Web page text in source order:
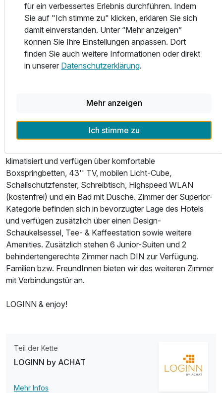
vielfältige Auswahl für unterschiedliche
Ernährungsbedürfnisse. Neben vegetarischen, veganen
und glutenfreien Komponenten achten wir auf eine
transparente Kennzeichnung relevanter Informationen.
Durch die hervorragende Verkehrsanbindung per PKW
sowohl die Leipziger Innenstadt als auch zahlreiche
Die LOGINN Gästezimmer sind funktionell und in
klimatisiert und verfügen über komfortable
Boxspringbetten, 43'' TV, mobilen Licht-Cube,
Schallschutzfenster, Schreibtisch, Highspeed WLAN
(kostenfrei) und ein Bad mit Dusche. Zimmer der Superior-
Kategorie befinden sich in bevorzugter Lage des Hotels
und verfügen zusätzlich über einen Design-
Schaukelsessel, Tee- & Kaffeestation sowie weitere
Amenities. Zusätzlich stehen 6 Junior-Suiten und 2
behindertengerechte Zimmer nach DIN zur Verfügung.
Familien bzw. FreundInnen bieten wir des weiteren Zimmer
mit Verbindungstür an.
LOGINN & enjoy!
Teil der Kette
LOGINN by ACHAT
Mehr Infos
für ein verbessertes Erlebnis durchführen. Indem
Sie auf "Ich stimme zu" klicken, erklären Sie sich
damit einverstanden. Unter “Mehr anzeigen”
können Sie Ihre Einstellungen anpassen. Dort
finden Sie auch weitere Informationen oder direkt
in unserer Datenschutzerklärung.
Mehr anzeigen
Ich stimme zu